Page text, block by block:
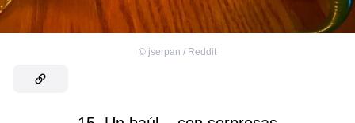
© jserpan / Reddit